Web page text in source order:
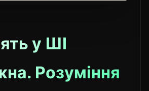
у ШІ
Розуміння